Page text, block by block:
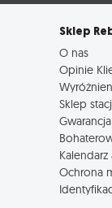
Sklep
O nas
Opinie
Sklep
Ochrona